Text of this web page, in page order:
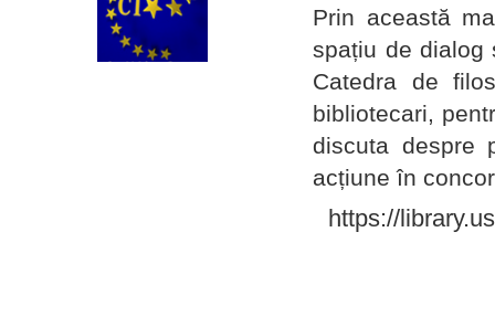
Prin această
spațiu de dialog
Catedra de
bibliotecari,
discuta despre
acțiune în
https://